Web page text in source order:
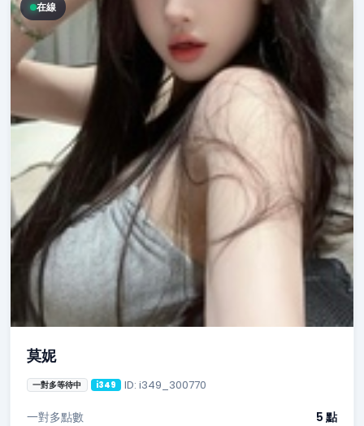
在線
莫妮
一對多等待中 i349 ID: i349_300770
一對多點數
5 點